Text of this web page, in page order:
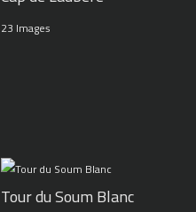
23 Images
Tour du Soum Blanc